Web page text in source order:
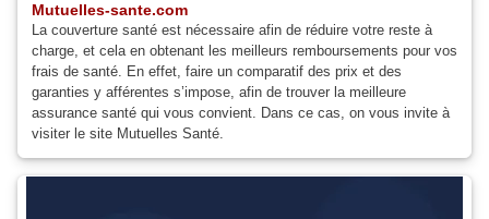
Mutuelles-sante.com
La couverture santé est nécessaire afin de réduire votre reste à
charge, et cela en obtenant les meilleurs remboursements pour vos
frais de santé. En effet, faire un comparatif des prix et des
garanties y afférentes s’impose, afin de trouver la meilleure
assurance santé qui vous convient. Dans ce cas, on vous invite à
visiter le site Mutuelles Santé.